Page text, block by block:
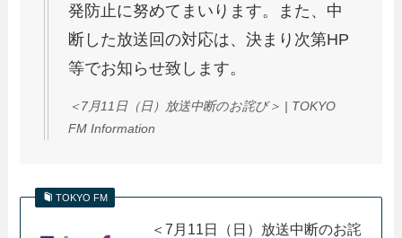
発防止に努めてまいります。また、中
断した放送回の対応は、決まり次第HP
等でお知らせ致します。
＜7月11日（日）放送中断のお詫び＞ | TOKYO
FM Information
TOKYO FM
＜7月11日（日）放送中断のお詫